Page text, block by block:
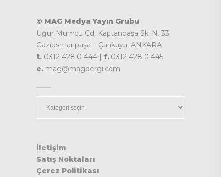
© MAG Medya Yayın Grubu
Uğur Mumcu Cd. Kaptanpaşa Sk. N. 33
Gaziosmanpaşa – Çankaya, ANKARA
t. 0312 428 0 444 | f. 0312 428 0 445
e. mag@magdergi.com
İletişim
Satış Noktaları
Çerez Politikası